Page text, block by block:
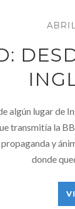
algún lugar de
transmitía la
y
donde